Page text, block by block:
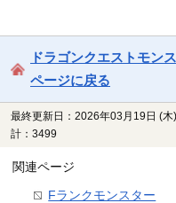
ドラゴンクエストモン
ページに戻る
最終更新日：2026年03月19日 (
計：3499
関連ページ
Fランクモンスター